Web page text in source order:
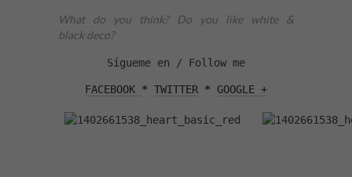
What do you think? Do you like white &
black deco?
Sígueme en / Follow me
FACEBOOK * TWITTER * GOOGLE +